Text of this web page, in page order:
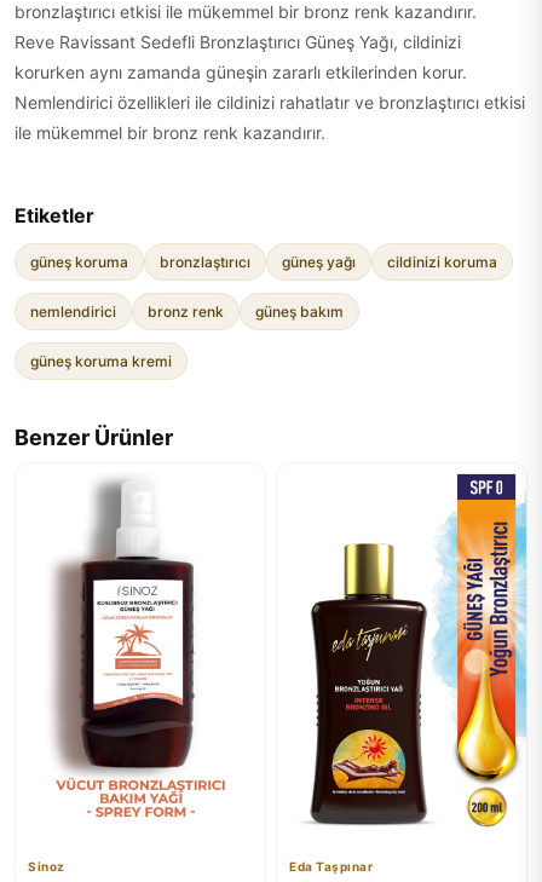
bronzlaştırıcı etkisi ile mükemmel bir bronz renk kazandırır.
Reve Ravissant Sedefli Bronzlaştırıcı Güneş Yağı, cildinizi
korurken aynı zamanda güneşin zararlı etkilerinden korur.
Nemlendirici özellikleri ile cildinizi rahatlatır ve bronzlaştırıcı etkisi
ile mükemmel bir bronz renk kazandırır.
Etiketler
güneş koruma bronzlaştırıcı güneş yağı cildinizi koruma
nemlendirici bronz renk güneş bakım
güneş koruma kremi
Benzer Ürünler
Sinoz Eda Taşpınar